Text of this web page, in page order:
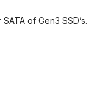
of Gen3 SSD’s.